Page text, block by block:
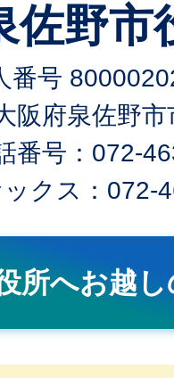
佐野市
番号
府泉佐野市
番号：072-
ックス：072-
所へお越